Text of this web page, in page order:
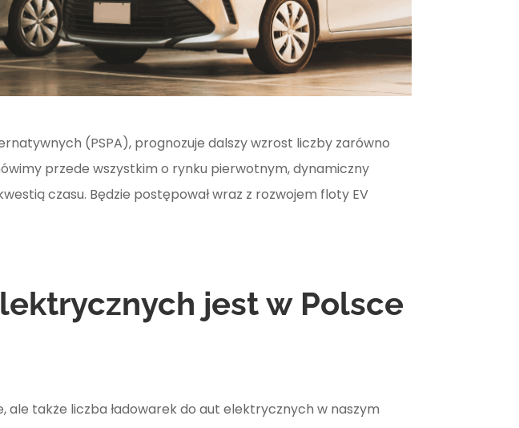
(PSPA), prognozuje dalszy wzrost liczby zarówno
przede wszystkim o rynku pierwotnym, dynamiczny
czasu. Będzie postępował wraz z rozwojem floty EV
jest w Polsce
także liczba ładowarek do aut elektrycznych w naszym